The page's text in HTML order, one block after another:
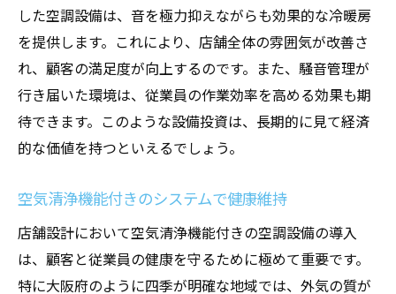
した空調設備は、音を極力抑えながらも効果的な冷暖房
を提供します。これにより、店舗全体の雰囲気が改善さ
れ、顧客の満足度が向上するのです。また、騒音管理が
行き届いた環境は、従業員の作業効率を高める効果も期
待できます。このような設備投資は、長期的に見て経済
的な価値を持つといえるでしょう。
空気清浄機能付きのシステムで健康維持
店舗設計において空気清浄機能付きの空調設備の導入
は、顧客と従業員の健康を守るために極めて重要です。
特に大阪府のように四季が明確な地域では、外気の質が